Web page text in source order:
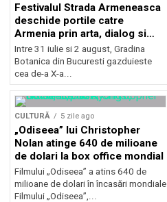
Festivalul Strada Armeneasca
deschide portile catre
Armenia prin arta, dialog si
patrimoniu, intre 31 iulie si 2
august, la Gradina Botanica din
Bucuresti
Intre 31 iulie si 2 august, Gradina
Botanica din Bucuresti gazduieste
cea de-a X-a...
CULTURĂ 5 zile ago
„Odiseea” lui Christopher
Nolan atinge 640 de milioane
de dolari la box office mondial
Filmului „Odiseea” a atins 640 de
milioane de dolari în încasări mondiale
Filmului „Odiseea”,...